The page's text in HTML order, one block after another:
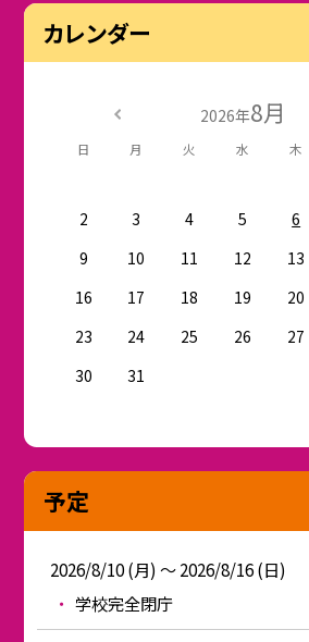
カレンダー
2026年8月
日 月 火 水 木
2
3 4 5 6
9
10 11 12 13
16
17 18 19 20
23
24 25 26 27
30
31
予定
2026/8/10 (月) ～ 2026/8/16 (日)
学校完全閉庁